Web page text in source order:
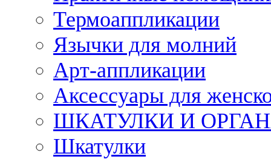
Термоаппликации
Язычки для молний
Арт-аппликации
Аксессуары для
ШКАТУЛКИ И
Шкатулки